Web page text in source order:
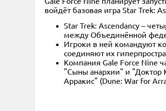
войдёт базовая игра Star Trek:
Star Trek: Ascendancy –
между Объединённой
Игроки в ней командуют
соединяют их
Компания Gale Force Nine
"Сыны анархии" и "Доктор
Арракис" (Dune: War for